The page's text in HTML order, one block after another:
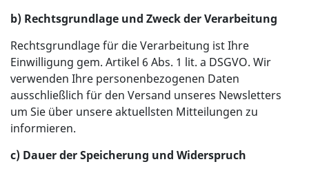
b) Rechtsgrundlage und Zweck der Verarbeitung
Rechtsgrundlage für die Verarbeitung ist Ihre
Einwilligung gem. Artikel 6 Abs. 1 lit. a DSGVO. Wir
verwenden Ihre personenbezogenen Daten
ausschließlich für den Versand unseres Newsletters
um Sie über unsere aktuellsten Mitteilungen zu
informieren.
c) Dauer der Speicherung und Widerspruch